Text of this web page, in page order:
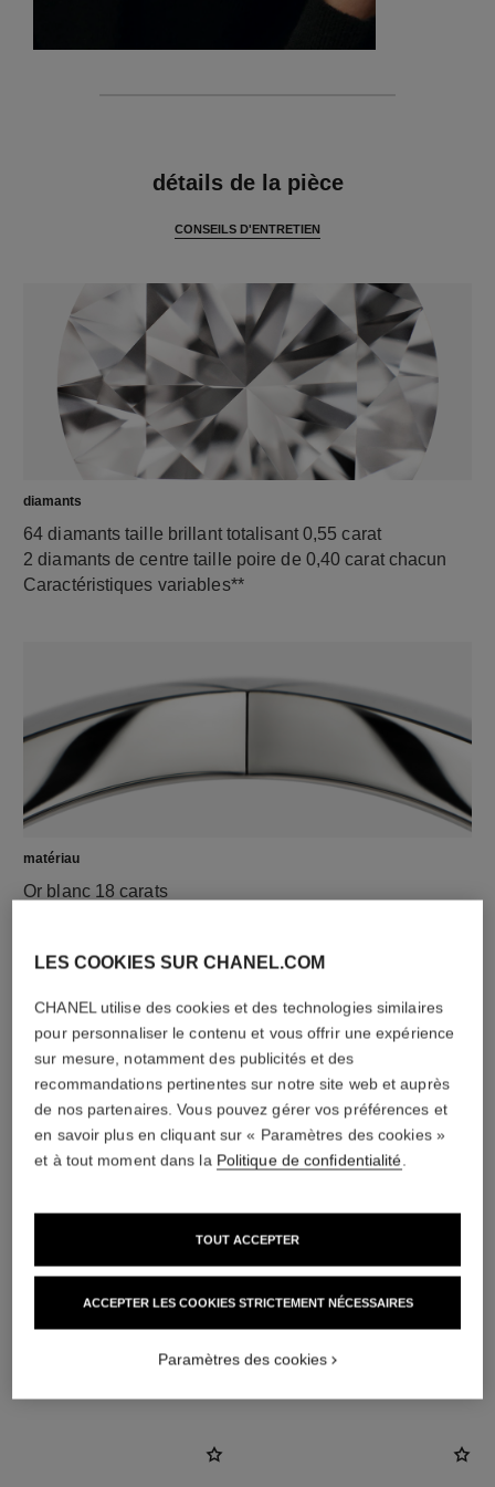
détails de la pièce
CONSEILS D'ENTRETIEN
diamants
64 diamants taille brillant totalisant 0,55 carat
2 diamants de centre taille poire de 0,40 carat chacun
Caractéristiques variables**
matériau
Or blanc 18 carats
fermoir
Ces pièces peuvent être détigées puis retigées en
boutique. Pour ne pas les fragiliser, limitez l’opération.
DÉCOUVREZ AUSSI
LES COOKIES SUR CHANEL.COM
CHANEL utilise des cookies et des technologies similaires
pour personnaliser le contenu et vous offrir une expérience
sur mesure, notamment des publicités et des
recommandations pertinentes sur notre site web et auprès
de nos partenaires. Vous pouvez gérer vos préférences et
en savoir plus en cliquant sur « Paramètres des cookies »
et à tout moment dans la Politique de confidentialité
ACCEPTER LES COOKIES STRICTEMENT NÉCESSAIRES
TOUT ACCEPTER
Paramètres des cookies